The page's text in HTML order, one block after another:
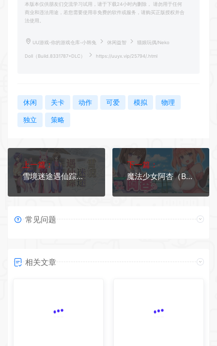
本版本仅供朋友们交流学习试用，请于下载24小时内删除， 请勿用于任何
商业和违法用途，若您需要使用非免费的软件或服务，请购买正版授权并合
法使用。
UU游戏-你的游戏仓库-小韩兔 休闲益智 猫娘玩偶/Neko
Doll（Build.8331787+DLC） https://uuyx.vip/25794/.html
休闲 关卡 动作 可爱 模拟 物理
独立 策略
上一篇：
雪境迷途遇仙踪（Build.8118859-V1.663.3-1.72+DLC）
下一篇：
魔法少女阿杏（Build.7914025+DLC）
常见问题
相关文章